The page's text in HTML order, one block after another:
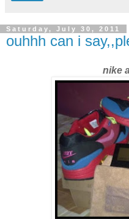
Saturday, July 30, 2011
ouhhh can i
nike